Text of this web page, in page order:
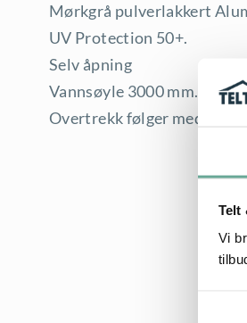
Telt
Vi
Mørkgrå pulverlakkert
UV Protection 50+.
Selv åpning
Vannsøyle 3000 mm.
Overtrekk følger med.